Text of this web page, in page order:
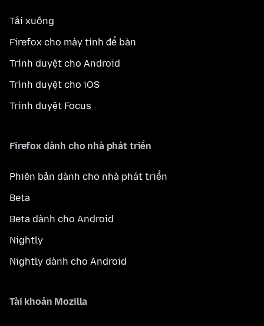
Tải xuống
Firefox cho máy tính để bàn
Trình duyệt cho Android
Trình duyệt cho iOS
Trình duyệt Focus
Firefox dành cho nhà phát triển
Phiên bản dành cho nhà phát triển
Beta
Beta dành cho Android
Nightly
Nightly dành cho Android
Tài khoản Mozilla